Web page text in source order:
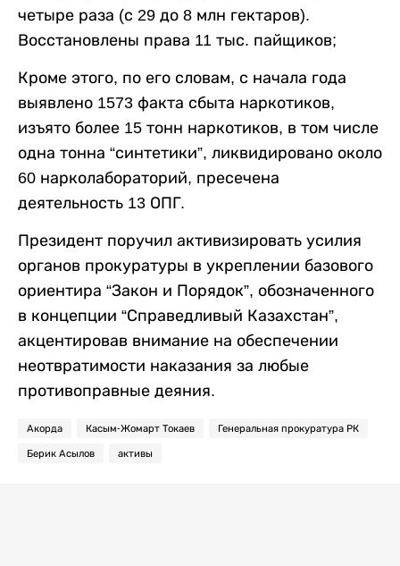
четыре раза (с 29 до 8 млн гектаров).
Восстановлены права 11 тыс. пайщиков;
Кроме этого, по его словам, с начала года
выявлено 1573 факта сбыта наркотиков,
изъято более 15 тонн наркотиков, в том числе
одна тонна “синтетики”, ликвидировано около
60 нарколабораторий, пресечена
деятельность 13 ОПГ.
Президент поручил активизировать усилия
органов прокуратуры в укреплении базового
ориентира “Закон и Порядок”, обозначенного
в концепции “Справедливый Казахстан”,
акцентировав внимание на обеспечении
неотвратимости наказания за любые
противоправные деяния.
Акорда Касым-Жомарт Токаев Генеральная прокуратура РК
Берик Асылов активы